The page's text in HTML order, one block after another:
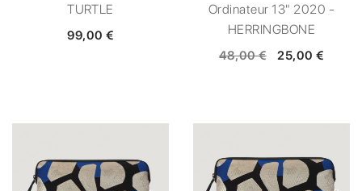
TURTLE
99,00 €
Ordinateur 13" 2020 -
HERRINGBONE
48,00 € 25,00 €